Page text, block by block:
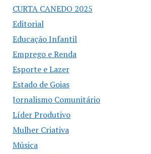
CURTA CANEDO 2025
Editorial
Educação Infantil
Emprego e Renda
Esporte e Lazer
Estado de Goias
Jornalismo Comunitário
Líder Produtivo
Mulher Criativa
Música